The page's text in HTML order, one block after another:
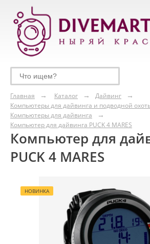
Главная Каталог
Дайвинг
Компьютеры для дайвинга и подводной
Компьютеры для дайвинга
Компьютер для дайвинга PUCK 4 MARES
Компьютер для
PUCK 4 MARES
НОВИНКА